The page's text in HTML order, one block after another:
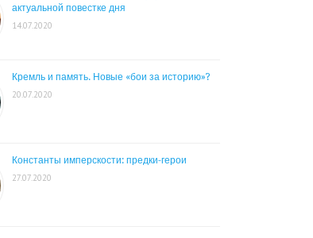
актуальной повестке дня
14.07.2020
Кремль и память. Новые «бои за историю»?
20.07.2020
Константы имперскости: предки-герои
27.07.2020